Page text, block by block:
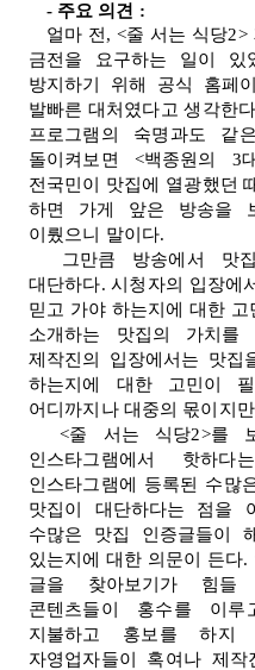
- 주요 의견 :
얼마 전, <줄 서는 식당
금전을 요구하는 일이 있
방지하기 위해 공식 홈페
발빠른 대처였다고 생각한
프로그램의 숙명과도 같
돌이켜보면 <백종원의 3
전국민이 맛집에 열광했던
하면 가게 앞은 방송을
이뤘으니 말이다.
그만큼 방송에서 맛집
대단하다. 시청자의 입장에
믿고 가야 하는지에 대한
소개하는 맛집의 가치
제작진의 입장에서는 맛
하는지에 대한 고민이
어디까지나 대중의 몫이지
<줄 서는 식당2>를
인스타그램에서 핫하
인스타그램에 등록된 수많
맛집이 대단하다는 점을
수많은 맛집 인증글들이
있는지에 대한 의문이 든다
글을 찾아보기가 힘들
콘텐츠들이 홍수를 이
지불하고 홍보를 하
자영업자들이 혹여나 제